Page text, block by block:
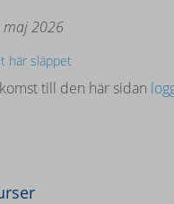
maj 2026
här släppet
till den här sidan